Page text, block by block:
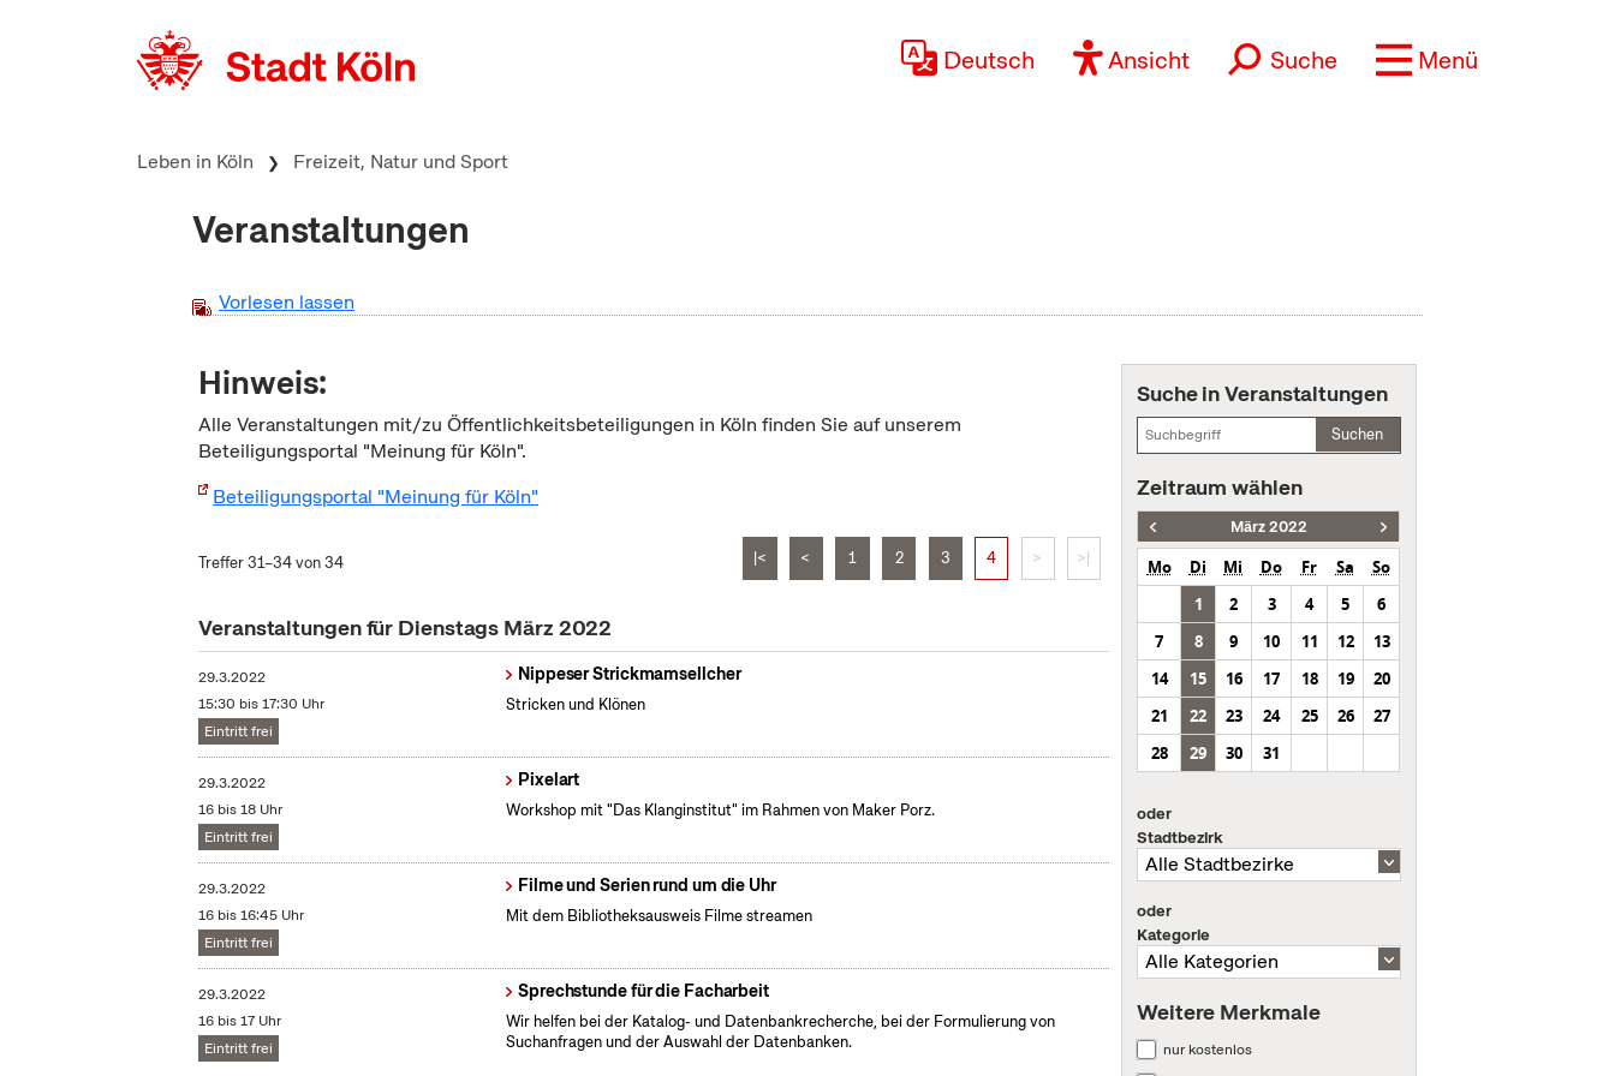
Deutsch Ansicht Suche Menü
Leben in Köln Freizeit, Natur und Sport
Veranstaltungen
Vorlesen lassen
Hinweis:
Alle Veranstaltungen mit/zu Öffentlichkeitsbeteiligungen in Köln finden Sie auf unserem
Beteiligungsportal "Meinung für Köln".
Beteiligungsportal "Meinung für Köln"
Treffer 31–34 von 34 |< < 1 2 3 4 > >|
Veranstaltungen für Dienstags März 2022
29.3.2022
15:30 bis 17:30 Uhr
Eintritt frei
Nippeser Strickmamsellcher
Stricken und Klönen
29.3.2022
16 bis 18 Uhr
Eintritt frei
Pixelart
Workshop mit "Das Klanginstitut" im Rahmen von Maker Porz.
29.3.2022
16 bis 16:45 Uhr
Eintritt frei
Filme und Serien rund um die Uhr
Mit dem Bibliotheksausweis Filme streamen
29.3.2022
16 bis 17 Uhr
Eintritt frei
Sprechstunde für die Facharbeit
Wir helfen bei der Katalog- und Datenbankrecherche, bei der Formulierung von
Suchanfragen und der Auswahl der Datenbanken.
Suche in Veranstaltungen
Suchen
Zeitraum wählen
März 2022
Mo Di Mi Do Fr Sa
So
1
2 3 4 5
6
7
8 9 10 11 12
13
14
15 16 17 18 19
20
21
22 23 24 25 26
27
28
29 30 31
oder
Stadtbezirk
oder
Kategorie
Weitere Merkmale
nur kostenlos